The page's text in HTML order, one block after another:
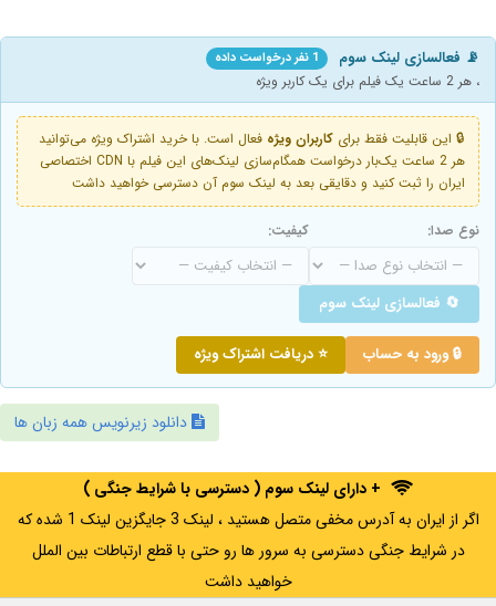
📡 فعالسازی لینک سوم 1 نفر درخواست داده
، هر 2 ساعت یک فیلم برای یک کاربر ویژه
🔒 این قابلیت فقط برای کاربران ویژه فعال است. با خرید اشتراک ویژه می‌توانید
هر 2 ساعت یک‌بار درخواست همگام‌سازی لینک‌های این فیلم با CDN اختصاصی
ایران را ثبت کنید و دقایقی بعد به لینک سوم آن دسترسی خواهید داشت
نوع صدا: کیفیت:
🔄 فعالسازی لینک سوم
🔒 ورود به حساب ⭐ دریافت اشتراک ویژه
دانلود زیرنویس همه زبان ها
+ دارای لینک سوم ( دسترسی با شرایط جنگی )
اگر از ایران به آدرس مخفی متصل هستید ، لینک 3 جایگزین لینک 1 شده که
در شرایط جنگی دسترسی به سرور ها رو حتی با قطع ارتباطات بین الملل
خواهید داشت